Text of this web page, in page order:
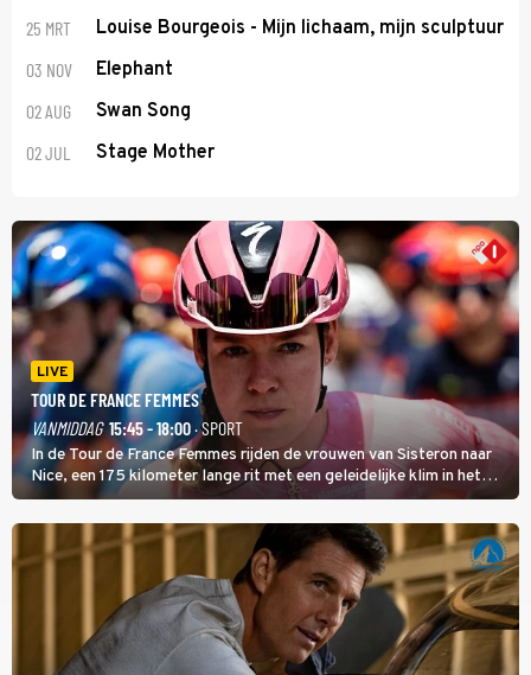
25 MRT Louise Bourgeois - Mijn lichaam, mijn sculptuur
03 NOV Elephant
02 AUG Swan Song
02 JUL Stage Mother
LIVE
TOUR DE FRANCE FEMMES
VANMIDDAG 15:45 - 18:00· SPORT
In de Tour de France Femmes rijden de vrouwen van Sisteron naar
Nice, een 175 kilometer lange rit met een geleidelijke klim in het
midden. Dat is mogelijk niet de zwaarste hindernis, dat is de
temperatuur. Het kan in Nice namelijk bloedheet worden.